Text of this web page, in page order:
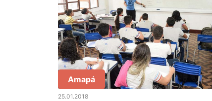
Amapá
25.01.2018